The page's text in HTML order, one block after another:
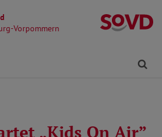
Vorpommern
„Kids On Air”